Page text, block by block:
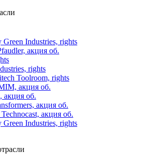
Green Industries, rights
акция об.
rights
Toolroom, rights
акция об.
акция об.
акция об.
акция об.
Green Industries, rights